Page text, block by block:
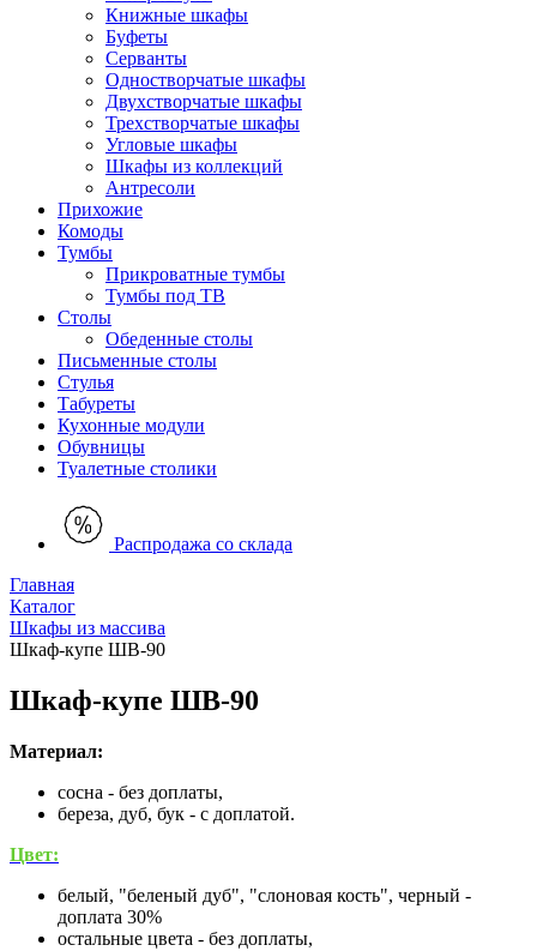
Книжные шкафы
Буфеты
Серванты
Одностворчатые шкафы
Двухстворчатые шкафы
Трехстворчатые шкафы
Угловые шкафы
Шкафы из коллекций
Антресоли
Прихожие
Комоды
Тумбы
Прикроватные тумбы
Тумбы под ТВ
Столы
Обеденные столы
Письменные столы
Стулья
Табуреты
Кухонные модули
Обувницы
Туалетные столики
Распродажа со склада
Главная
Каталог
Шкафы из массива
Шкаф-купе ШВ-90
Шкаф-купе ШВ-90
Материал:
сосна - без доплаты,
береза, дуб, бук - с доплатой.
Цвет:
белый, "беленый дуб", "слоновая кость", черный -
доплата 30%
остальные цвета - без доплаты,